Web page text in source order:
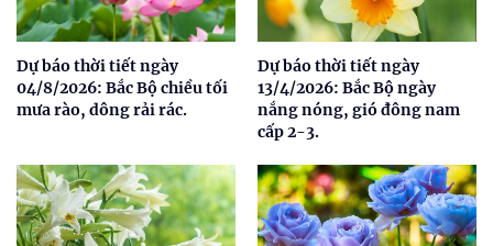
Dự báo thời tiết ngày
04/8/2026: Bắc Bộ chiều tối
mưa rào, dông rải rác.
Dự báo thời tiết ngày
13/4/2026: Bắc Bộ ngày
nắng nóng, gió đông nam
cấp 2-3.